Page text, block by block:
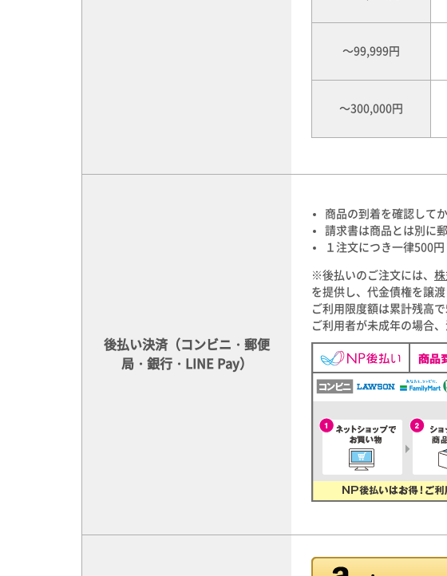
～99,999円
～300,000円
後払い決済（コンビニ・郵便
局・銀行・LINE Pay）
商品の到着を確認して
請求書は商品とは別に
１注文につき一律500
※後払いのご注文には、
を提供し、代金債権を譲渡
ご利用限度額は累計残高
ご利用者が未成年の場合